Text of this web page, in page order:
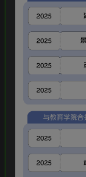
widgets-